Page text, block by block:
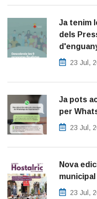
Ja tenim
dels
23 Jul,
Ja pots
per
23 Jul,
Nova
municipal
23 Jul,